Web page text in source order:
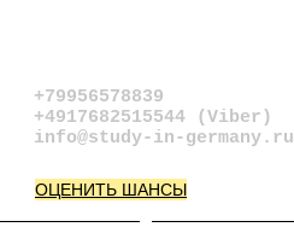
+79956578839​
+4917682515544 (Viber)
info@study-in-germany.ru
ОЦЕНИТЬ ШАНСЫ